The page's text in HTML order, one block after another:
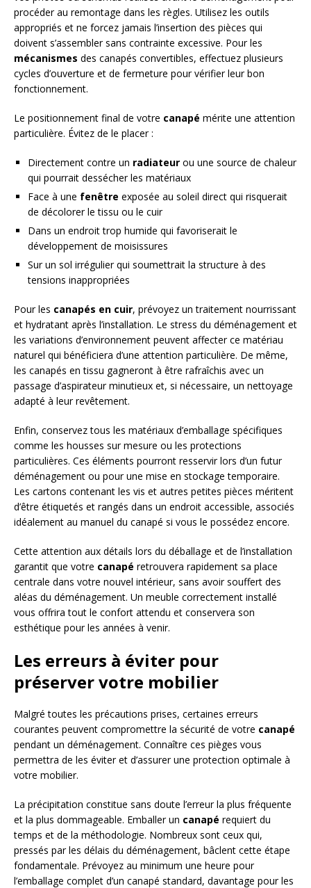
procéder au remontage dans les règles. Utilisez les outils
appropriés et ne forcez jamais l’insertion des pièces qui
doivent s’assembler sans contrainte excessive. Pour les
mécanismes des canapés convertibles, effectuez plusieurs
cycles d’ouverture et de fermeture pour vérifier leur bon
fonctionnement.
Le positionnement final de votre canapé mérite une attention
particulière. Évitez de le placer :
Directement contre un radiateur ou une source de chaleur
qui pourrait dessécher les matériaux
Face à une fenêtre exposée au soleil direct qui risquerait
de décolorer le tissu ou le cuir
Dans un endroit trop humide qui favoriserait le
développement de moisissures
Sur un sol irrégulier qui soumettrait la structure à des
tensions inappropriées
Pour les canapés en cuir, prévoyez un traitement nourrissant
et hydratant après l’installation. Le stress du déménagement et
les variations d’environnement peuvent affecter ce matériau
naturel qui bénéficiera d’une attention particulière. De même,
les canapés en tissu gagneront à être rafraîchis avec un
passage d’aspirateur minutieux et, si nécessaire, un nettoyage
adapté à leur revêtement.
Enfin, conservez tous les matériaux d’emballage spécifiques
comme les housses sur mesure ou les protections
particulières. Ces éléments pourront resservir lors d’un futur
déménagement ou pour une mise en stockage temporaire.
Les cartons contenant les vis et autres petites pièces méritent
d’être étiquetés et rangés dans un endroit accessible, associés
idéalement au manuel du canapé si vous le possédez encore.
Cette attention aux détails lors du déballage et de l’installation
garantit que votre canapé retrouvera rapidement sa place
centrale dans votre nouvel intérieur, sans avoir souffert des
aléas du déménagement. Un meuble correctement installé
vous offrira tout le confort attendu et conservera son
esthétique pour les années à venir.
Les erreurs à éviter pour
préserver votre mobilier
Malgré toutes les précautions prises, certaines erreurs
courantes peuvent compromettre la sécurité de votre canapé
pendant un déménagement. Connaître ces pièges vous
permettra de les éviter et d’assurer une protection optimale à
votre mobilier.
La précipitation constitue sans doute l’erreur la plus fréquente
et la plus dommageable. Emballer un canapé requiert du
temps et de la méthodologie. Nombreux sont ceux qui,
pressés par les délais du déménagement, bâclent cette étape
fondamentale. Prévoyez au minimum une heure pour
l’emballage complet d’un canapé standard, davantage pour les